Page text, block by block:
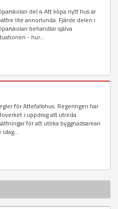
del 4 Att köpa nytt hus är
lite annorlunda. Fjärde delen i
behandlar själva
- hur...
för Attefallshus. Regeringen har
i uppdrag att utreda
för att utöka byggnadsarean
idag...